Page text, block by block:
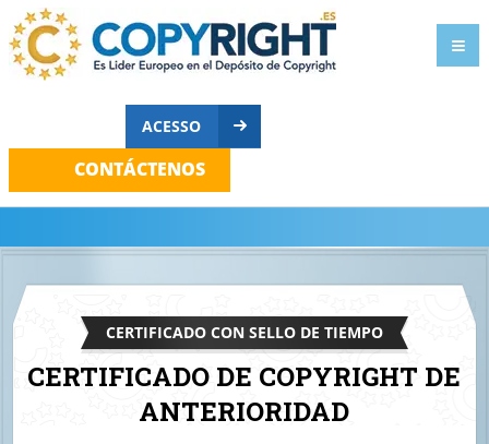
ACESSO
CONTÁCTENOS
CERTIFICADO CON SELLO DE TIEMPO
CERTIFICADO DE COPYRIGHT DE
ANTERIORIDAD